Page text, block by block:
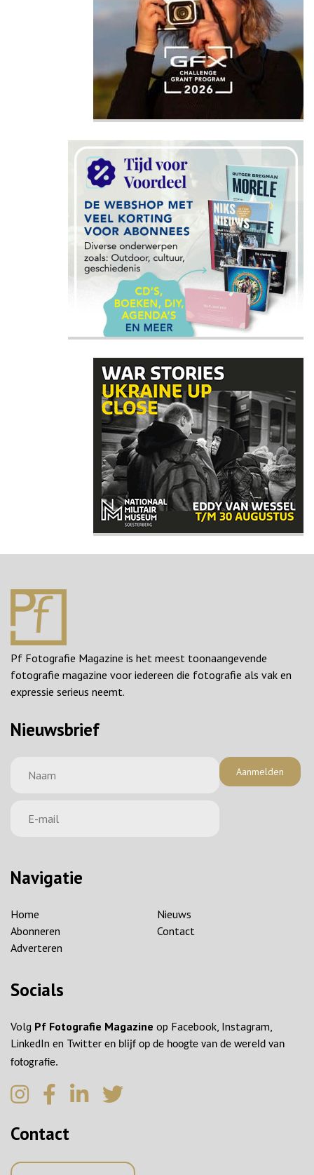
Pf Fotografie Magazine is het meest toonaangevende
fotografie magazine voor iedereen die fotografie als vak en
expressie serieus neemt.
Nieuwsbrief
Aanmelden
Navigatie
Home
Nieuws
Abonneren
Contact
Adverteren
Socials
Volg Pf Fotografie Magazine op Facebook, Instagram,
LinkedIn en Twitter en blijf op de hoogte van de wereld van
fotografie.
Contact